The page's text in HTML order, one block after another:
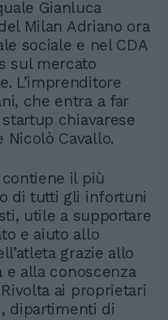
Gianluca
Milan Adriano ora
sociale e nel CDA
sul mercato
L’imprenditore
che entra a far
chiavarese
Nicolò Cavallo.
il più
di tutti gli infortuni
utile a supportare
e aiuto allo
grazie allo
e alla conoscenza
ai proprietari
dipartimenti di